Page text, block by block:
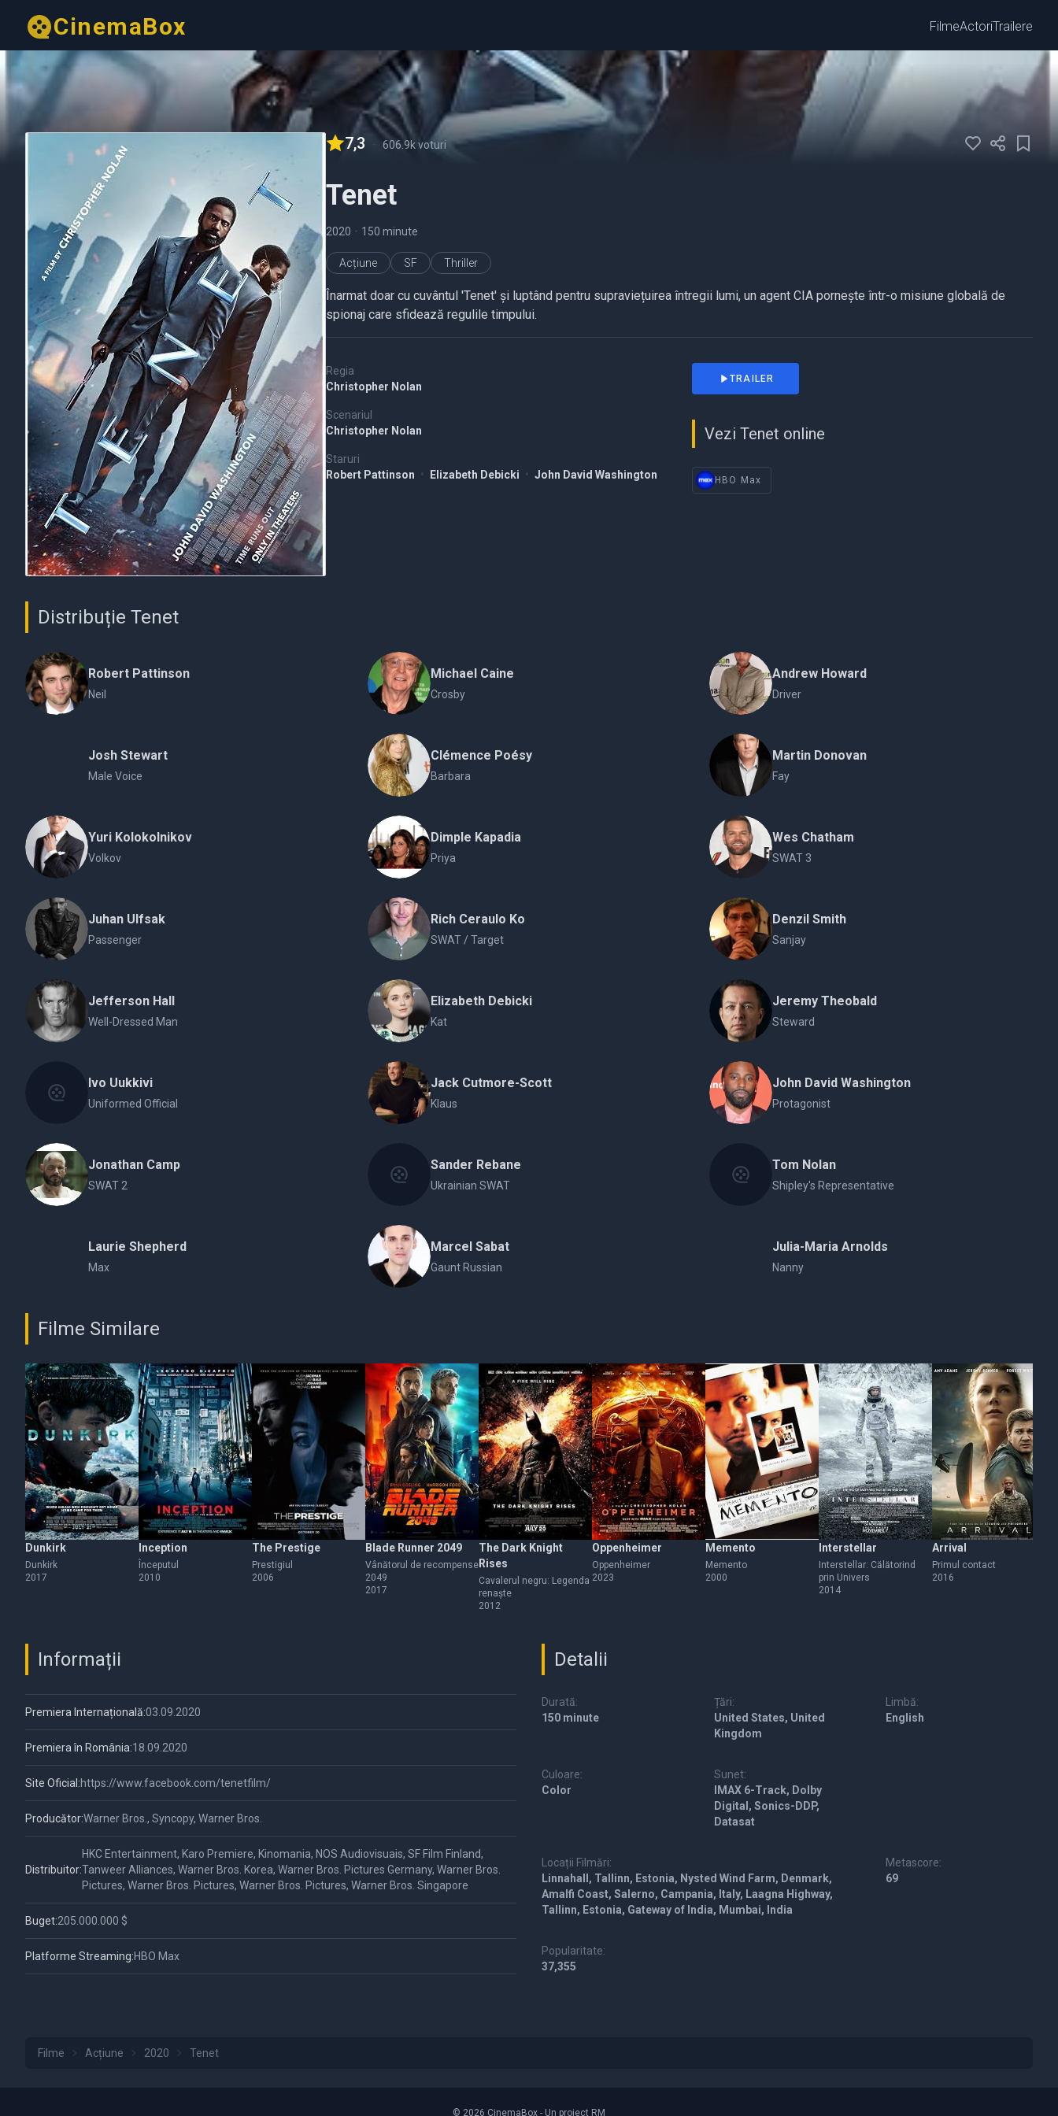
CinemaBox FilmeActoriTrailere
7,3 606.9k voturi
Tenet
2020 • 150 minute
Acțiune SF Thriller
Înarmat doar cu cuvântul 'Tenet' și luptând pentru supraviețuirea întregii lumi, un agent CIA pornește într-o misiune globală de
spionaj care sfidează regulile timpului.
Regia
Christopher Nolan
Scenariul
Christopher Nolan
Staruri
Robert Pattinson • Elizabeth Debicki • John David Washington
TRAILER
Vezi Tenet online
HBO Max
Distribuție Tenet
Robert Pattinson
Neil
Michael Caine
Crosby
Andrew Howard
Driver
Josh Stewart
Male Voice
Clémence Poésy
Barbara
Martin Donovan
Fay
Yuri Kolokolnikov
Volkov
Dimple Kapadia
Priya
Wes Chatham
SWAT 3
Juhan Ulfsak
Passenger
Rich Ceraulo Ko
SWAT / Target
Denzil Smith
Sanjay
Jefferson Hall
Well-Dressed Man
Elizabeth Debicki
Kat
Jeremy Theobald
Steward
Ivo Uukkivi
Uniformed Official
Jack Cutmore-Scott
Klaus
John David Washington
Protagonist
Jonathan Camp
SWAT 2
Sander Rebane
Ukrainian SWAT
Tom Nolan
Shipley's Representative
Laurie Shepherd
Max
Marcel Sabat
Gaunt Russian
Julia-Maria Arnolds
Nanny
Filme Similare
Dunkirk
Dunkirk
2017
Inception
Începutul
2010
The Prestige
Prestigiul
2006
Blade Runner 2049
Vânătorul de recompense
2049
2017
The Dark Knight
Rises
Cavalerul negru: Legenda
renaște
2012
Oppenheimer
Oppenheimer
2023
Memento
Memento
2000
Interstellar
Interstellar: Călătorind
prin Univers
2014
Arrival
Primul contact
2016
Informații
Premiera Internațională:03.09.2020
Premiera în România:18.09.2020
Site Oficial:https://www.facebook.com/tenetfilm/
Producător:Warner Bros., Syncopy, Warner Bros.
Distribuitor:
HKC Entertainment, Karo Premiere, Kinomania, NOS Audiovisuais, SF Film Finland,
Tanweer Alliances, Warner Bros. Korea, Warner Bros. Pictures Germany, Warner Bros.
Pictures, Warner Bros. Pictures, Warner Bros. Pictures, Warner Bros. Singapore
Buget:205.000.000 $
Platforme Streaming:HBO Max
Detalii
Durată:
150 minute
Țări:
United States, United
Kingdom
Limbă:
English
Culoare:
Color
Sunet:
IMAX 6-Track, Dolby
Digital, Sonics-DDP,
Datasat
Locații Filmări:
Linnahall, Tallinn, Estonia, Nysted Wind Farm, Denmark,
Amalfi Coast, Salerno, Campania, Italy, Laagna Highway,
Tallinn, Estonia, Gateway of India, Mumbai, India
Metascore:
69
Popularitate:
37,355
Filme Acțiune 2020 Tenet
© 2026 CinemaBox - Un proiect RM